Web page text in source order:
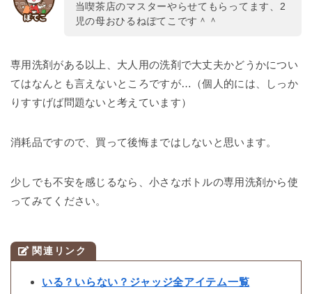
当喫茶店のマスターやらせてもらってます、2
児の母おひるねぽてこです＾＾
専用洗剤がある以上、大人用の洗剤で大丈夫かどうかについ
てはなんとも言えないところですが…（個人的には、しっか
りすすげば問題ないと考えています）
消耗品ですので、買って後悔まではしないと思います。
少しでも不安を感じるなら、小さなボトルの専用洗剤から使
ってみてください。
関連リンク
いる？いらない？ジャッジ全アイテム一覧